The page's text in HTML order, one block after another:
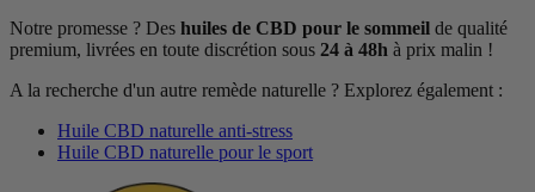
Notre promesse ? Des huiles de CBD pour le sommeil de qualité
premium, livrées en toute discrétion sous 24 à 48h à prix malin !
A la recherche d'un autre remède naturelle ? Explorez également :
Huile CBD naturelle anti-stress
Huile CBD naturelle pour le sport